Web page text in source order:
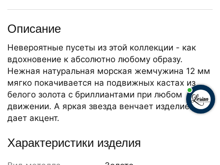
Описание
Невероятные пусеты из этой коллекции - как
вдохновение к абсолютно любому образу.
Нежная натуральная морская жемчужина 12 мм
мягко покачивается на подвижных кастах из
белого золота с бриллиантами при любом
движении. А яркая звезда венчает изделие и
дает акцент.
Характеристики изделия